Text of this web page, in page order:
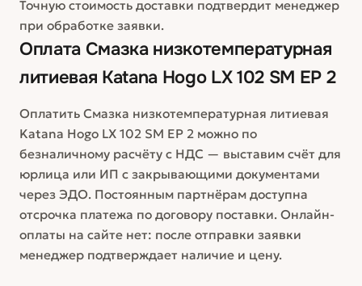
Точную стоимость доставки подтвердит менеджер
при обработке заявки.
Оплата Смазка низкотемпературная
литиевая Katana Hogo LX 102 SM EP 2
Оплатить Смазка низкотемпературная литиевая
Katana Hogo LX 102 SM EP 2 можно по
безналичному расчёту с НДС — выставим счёт для
юрлица или ИП с закрывающими документами
через ЭДО. Постоянным партнёрам доступна
отсрочка платежа по договору поставки. Онлайн-
оплаты на сайте нет: после отправки заявки
менеджер подтверждает наличие и цену.